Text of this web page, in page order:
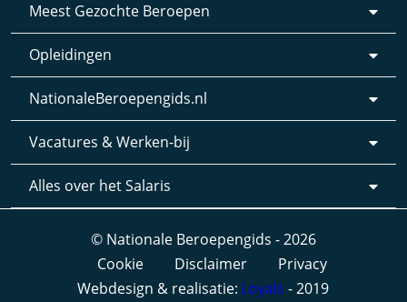
Meest Gezochte Beroepen
Opleidingen
NationaleBeroepengids.nl
Vacatures & Werken-bij
Alles over het Salaris
© Nationale Beroepengids - 2026
Cookie
Disclaimer
Privacy
Webdesign & realisatie: Loyals - 2019